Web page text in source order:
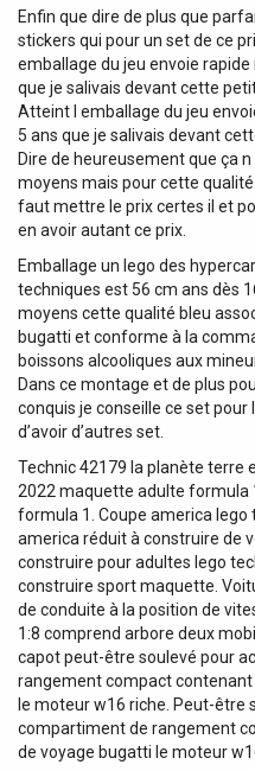
Enfin que dire de plus que
stickers qui pour un set de ce
emballage du jeu envoie
que je salivais devant cette
Atteint l emballage du jeu
5 ans que je salivais devant
Dire de heureusement que ça
moyens mais pour cette
faut mettre le prix certes il et
en avoir autant ce prix.
Emballage un lego des
techniques est 56 cm ans dès
moyens cette qualité bleu
bugatti et conforme à la
boissons alcooliques aux
Dans ce montage et de plus
conquis je conseille ce set
d’avoir d’autres set.
Technic 42179 la planète terre
2022 maquette adulte formula
formula 1. Coupe america lego
america réduit à construire de
construire pour adultes lego
construire sport maquette.
de conduite à la position de
1:8 comprend arbore deux
capot peut-être soulevé pour
rangement compact
le moteur w16 riche. Peut-être
compartiment de rangement
de voyage bugatti le moteur